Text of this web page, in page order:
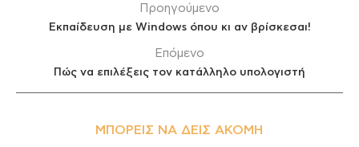
Προηγούμενο
Εκπαίδευση με Windows όπου κι αν βρίσκεσαι!
Επόμενο
Πώς να επιλέξεις τον κατάλληλο υπολογιστή
ΜΠΟΡΕΊΣ ΝΑ ΔΕΙΣ ΑΚΌΜΗ